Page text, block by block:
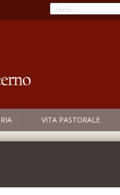
VITA PASTORALE